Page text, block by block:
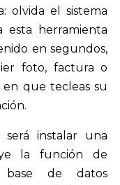
olvida el sistema
esta herramienta
en segundos,
foto, factura o
que tecleas su
será instalar una
la función de
de datos